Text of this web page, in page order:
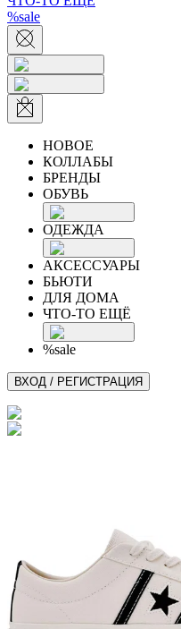
%sale
НОВОЕ
КОЛЛАБЫ
БРЕНДЫ
ОБУВЬ
ОДЕЖДА
АКСЕССУАРЫ
БЬЮТИ
ДЛЯ ДОМА
ЧТО-ТО ЕЩЁ
%sale
ВХОД / РЕГИСТРАЦИЯ